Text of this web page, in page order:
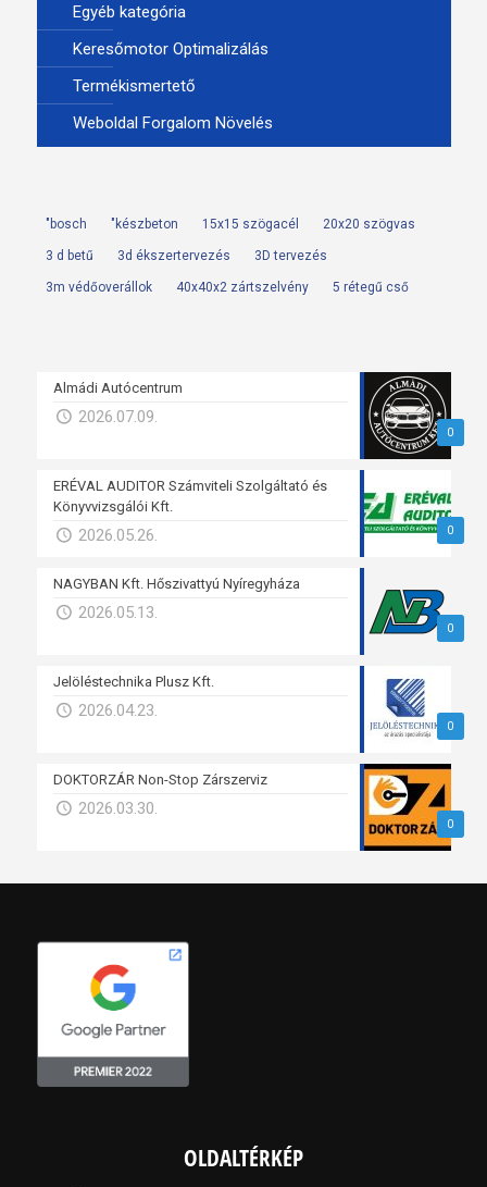
Egyéb kategória
Keresőmotor Optimalizálás
Termékismertető
Weboldal Forgalom Növelés
"bosch "készbeton 15x15 szögacél 20x20 szögvas
3 d betű 3d ékszertervezés 3D tervezés
3m védőoverállok 40x40x2 zártszelvény 5 rétegű cső
0
Almádi Autócentrum
2026.07.09.
0
ERÉVAL AUDITOR Számviteli Szolgáltató és
Könyvvizsgálói Kft.
2026.05.26.
0
NAGYBAN Kft. Hőszivattyú Nyíregyháza
2026.05.13.
0
Jelöléstechnika Plusz Kft.
2026.04.23.
0
DOKTORZÁR Non-Stop Zárszerviz
2026.03.30.
OLDALTÉRKÉP